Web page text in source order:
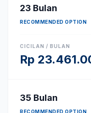
23 Bulan
RECOMMENDED OPTION
CICILAN / BULAN
Rp
35 Bulan
RECOMMENDED OPTION